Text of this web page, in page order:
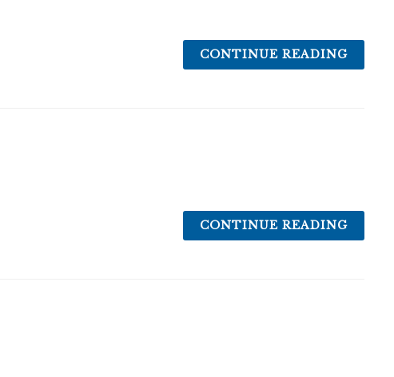
CONTINUE READING
CONTINUE READING